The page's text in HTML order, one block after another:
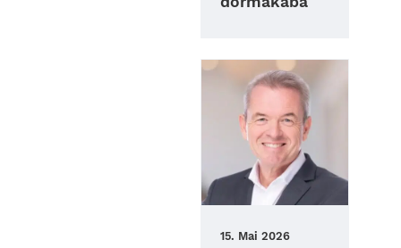
15. Mai 2026